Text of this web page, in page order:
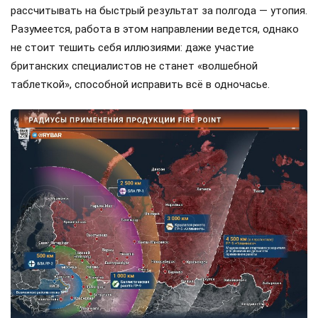
рассчитывать на быстрый результат за полгода — утопия.
Разумеется, работа в этом направлении ведется, однако
не стоит тешить себя иллюзиями: даже участие
британских специалистов не станет «волшебной
таблеткой», способной исправить всё в одночасье.